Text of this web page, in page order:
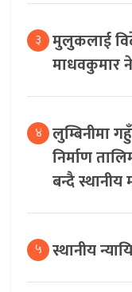
३ मुलुकलाई
माधवकुमार
४ लुम्बिनीमा
निर्माण
बन्दै स्थानीय
५ स्थानीय